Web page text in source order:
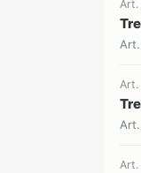
Art.
Art.
Art.